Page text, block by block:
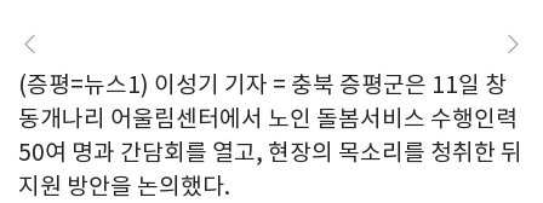
(증평=뉴스1) 이성기 기자 = 충북 증평군은 11일 창
동개나리 어울림센터에서 노인 돌봄서비스 수행인력
50여 명과 간담회를 열고, 현장의 목소리를 청취한 뒤
지원 방안을 논의했다.